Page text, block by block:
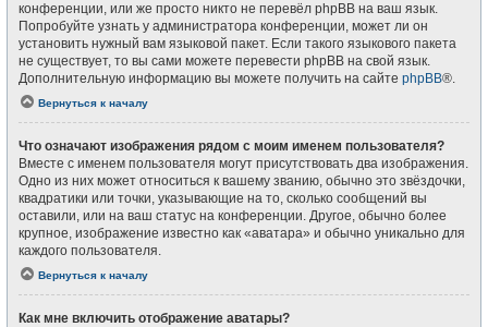
конференции, или же просто никто не перевёл phpBB на ваш язык.
Попробуйте узнать у администратора конференции, может ли он
установить нужный вам языковой пакет. Если такого языкового пакета
не существует, то вы сами можете перевести phpBB на свой язык.
Дополнительную информацию вы можете получить на сайте phpBB®.
Вернуться к началу
Что означают изображения рядом с моим именем пользователя?
Вместе с именем пользователя могут присутствовать два изображения.
Одно из них может относиться к вашему званию, обычно это звёздочки,
квадратики или точки, указывающие на то, сколько сообщений вы
оставили, или на ваш статус на конференции. Другое, обычно более
крупное, изображение известно как «аватара» и обычно уникально для
каждого пользователя.
Вернуться к началу
Как мне включить отображение аватары?